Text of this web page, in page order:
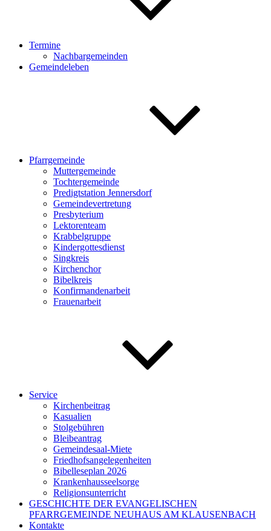
Termine
Nachbargemeinden
Gemeindeleben
Pfarrgemeinde
Muttergemeinde
Tochtergemeinde
Predigtstation Jennersdorf
Gemeindevertretung
Presbyterium
Lektorenteam
Krabbelgruppe
Kindergottesdienst
Singkreis
Kirchenchor
Bibelkreis
Konfirmandenarbeit
Frauenarbeit
Service
Kirchenbeitrag
Kasualien
Stolgebühren
Bleibeantrag
Gemeindesaal-Miete
Friedhofsangelegenheiten
Bibelleseplan 2026
Krankenhausseelsorge
Religionsunterricht
GESCHICHTE DER EVANGELISCHEN
PFARRGEMEINDE NEUHAUS AM KLAUSENBACH
Kontakte